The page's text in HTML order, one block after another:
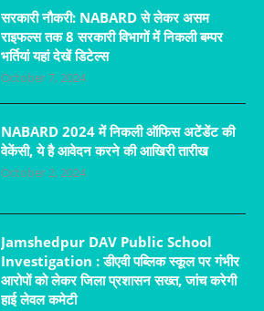
सरकारी नौकरी: NABARD से लेकर असम
राइफल्स तक 8 सरकारी विभागों में निकली बम्पर
भर्तियां यहां देखें डिटेल्स
October 7, 2024
NABARD 2024 में निकली ऑफिस अटेंडेंट की
वेकेंसी, ये है आवेदन करने की आखिरी तारीख
October 2, 2024
Jamshedpur DAV Public School
Investigation : डीएवी पब्लिक स्कूल पर गंभीर
आरोपों को लेकर जिला प्रशासन सख्त, जांच करेगी
हाई लेवल कमेटी